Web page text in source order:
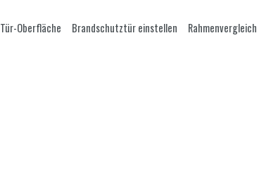
Tür-Oberfläche Brandschutztür einstellen Rahmenvergleich